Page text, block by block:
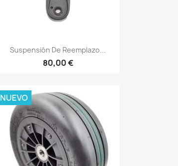
Vista rápida
Suspensión De Reemplazo...
80,00 €
NUEVO